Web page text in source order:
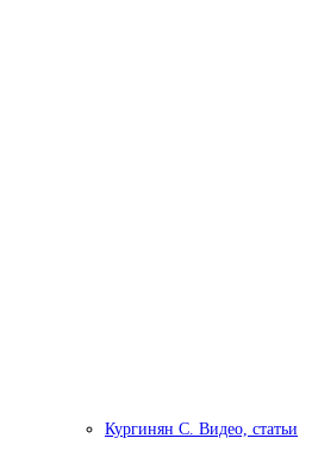
Кургинян С. Видео, статьи